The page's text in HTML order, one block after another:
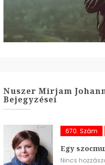
Nuszer Mirjam
Bejegyzései
670. Szám
Egy
Nincs